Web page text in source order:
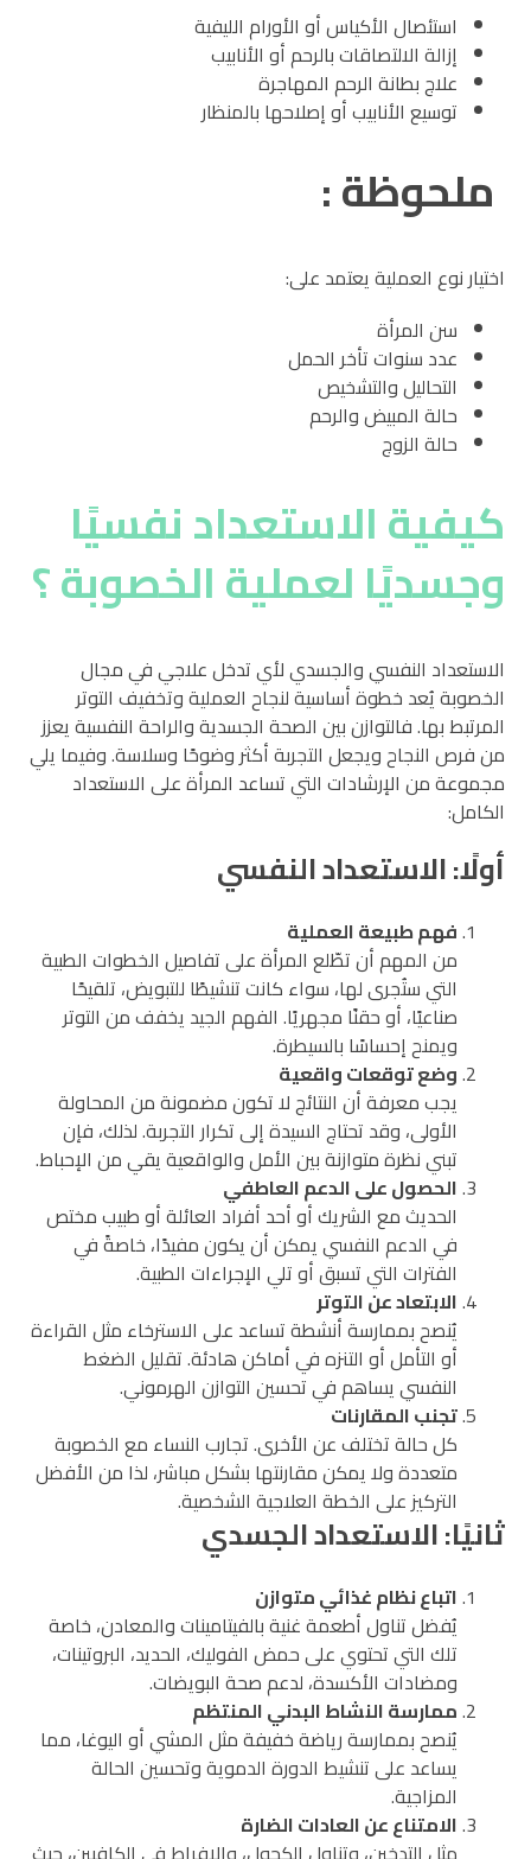
استئصال الأكياس أو الأورام الليفية
إزالة الالتصاقات بالرحم أو الأنابيب
علاج بطانة الرحم المهاجرة
توسيع الأنابيب أو إصلاحها بالمنظار
ملحوظة :
اختيار نوع العملية يعتمد على:
سن المرأة
عدد سنوات تأخر الحمل
التحاليل والتشخيص
حالة المبيض والرحم
حالة الزوج
كيفية الاستعداد نفسيًا
وجسديًا لعملية الخصوبة ؟
الاستعداد النفسي والجسدي لأي تدخل علاجي في مجال
الخصوبة يُعد خطوة أساسية لنجاح العملية وتخفيف التوتر
المرتبط بها. فالتوازن بين الصحة الجسدية والراحة النفسية يعزز
من فرص النجاح ويجعل التجربة أكثر وضوحًا وسلاسة. وفيما يلي
مجموعة من الإرشادات التي تساعد المرأة على الاستعداد
الكامل:
أولًا: الاستعداد النفسي
فهم طبيعة العملية
من المهم أن تطّلع المرأة على تفاصيل الخطوات الطبية
التي ستُجرى لها، سواء كانت تنشيطًا للتبويض، تلقيحًا
صناعيًا، أو حقنًا مجهريًا. الفهم الجيد يخفف من التوتر
ويمنح إحساسًا بالسيطرة.
وضع توقعات واقعية
يجب معرفة أن النتائج لا تكون مضمونة من المحاولة
الأولى، وقد تحتاج السيدة إلى تكرار التجربة. لذلك، فإن
تبني نظرة متوازنة بين الأمل والواقعية يقي من الإحباط.
الحصول على الدعم العاطفي
الحديث مع الشريك أو أحد أفراد العائلة أو طبيب مختص
في الدعم النفسي يمكن أن يكون مفيدًا، خاصةً في
الفترات التي تسبق أو تلي الإجراءات الطبية.
الابتعاد عن التوتر
يُنصح بممارسة أنشطة تساعد على الاسترخاء مثل القراءة
أو التأمل أو التنزه في أماكن هادئة. تقليل الضغط
النفسي يساهم في تحسين التوازن الهرموني.
تجنب المقارنات
كل حالة تختلف عن الأخرى. تجارب النساء مع الخصوبة
متعددة ولا يمكن مقارنتها بشكل مباشر، لذا من الأفضل
التركيز على الخطة العلاجية الشخصية.
ثانيًا: الاستعداد الجسدي
اتباع نظام غذائي متوازن
يُفضل تناول أطعمة غنية بالفيتامينات والمعادن، خاصة
تلك التي تحتوي على حمض الفوليك، الحديد، البروتينات،
ومضادات الأكسدة، لدعم صحة البويضات.
ممارسة النشاط البدني المنتظم
يُنصح بممارسة رياضة خفيفة مثل المشي أو اليوغا، مما
يساعد على تنشيط الدورة الدموية وتحسين الحالة
المزاجية.
الامتناع عن العادات الضارة